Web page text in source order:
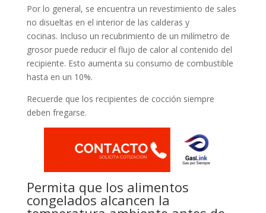
Por lo general, se encuentra un revestimiento de sales
no disueltas en el interior de las calderas y
cocinas. Incluso un recubrimiento de un milímetro de
grosor puede reducir el flujo de calor al contenido del
recipiente. Esto aumenta su consumo de combustible
hasta en un 10%.
Recuerde que los recipientes de cocción siempre
deben fregarse.
Permita que los alimentos
congelados alcancen la